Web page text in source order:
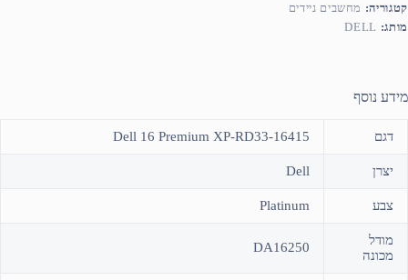
קטגוריה: מחשבים ניידים
מותג: DELL
מידע נוסף
דגם Dell 16 Premium XP-RD33-16415
יצרן Dell
צבע Platinum
מודל
מכונה
DA16250